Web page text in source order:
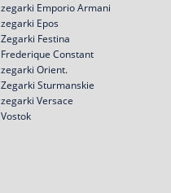
zegarki Emporio Armani
zegarki Epos
Zegarki Festina
Frederique Constant
zegarki Orient.
Zegarki Sturmanskie
zegarki Versace
Vostok